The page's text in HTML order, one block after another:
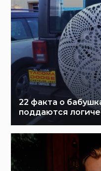
22 факта о
поддаются